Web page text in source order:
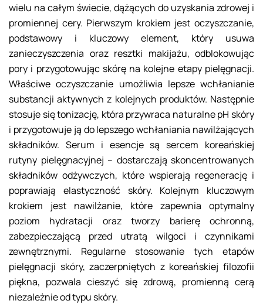
wielu na całym świecie, dążących do uzyskania zdrowej i
promiennej cery. Pierwszym krokiem jest oczyszczanie,
podstawowy i kluczowy element, który usuwa
zanieczyszczenia oraz resztki makijażu, odblokowując
pory i przygotowując skórę na kolejne etapy pielęgnacji.
Właściwe oczyszczanie umożliwia lepsze wchłanianie
substancji aktywnych z kolejnych produktów. Następnie
stosuje się tonizację, która przywraca naturalne pH skóry
i przygotowuje ją do lepszego wchłaniania nawilżających
składników. Serum i esencje są sercem koreańskiej
rutyny pielęgnacyjnej – dostarczają skoncentrowanych
składników odżywczych, które wspierają regenerację i
poprawiają elastyczność skóry. Kolejnym kluczowym
krokiem jest nawilżanie, które zapewnia optymalny
poziom hydratacji oraz tworzy barierę ochronną,
zabezpieczającą przed utratą wilgoci i czynnikami
zewnętrznymi. Regularne stosowanie tych etapów
pielęgnacji skóry, zaczerpniętych z koreańskiej filozofii
piękna, pozwala cieszyć się zdrową, promienną cerą
niezależnie od typu skóry.